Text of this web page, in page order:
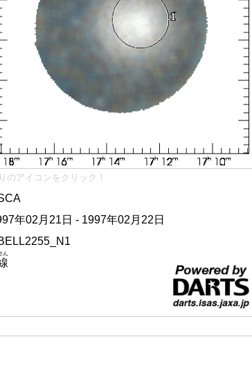
のアイコンをクリック！
年02月21日 - 1997年02月22日
ん